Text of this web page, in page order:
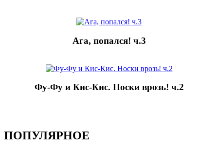
Ага, попался! ч.3
Фу-Фу и Кис-Кис. Носки врозь! ч.2
ПОПУЛЯРНОЕ